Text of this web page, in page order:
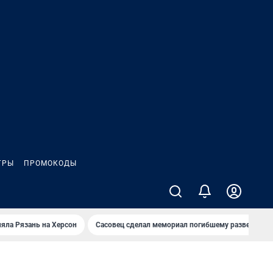
ПРОМОКОДЫ
Рязань на Херсон Сасовец сделал мемориал погибшему разведбату